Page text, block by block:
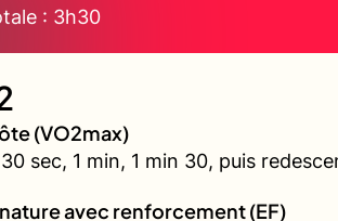
: 3h30
(VO2max)
sec, 1 min, 1 min 30, puis
avec renforcement (EF)